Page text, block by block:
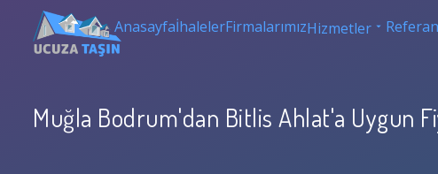
AnasayfaİhalelerFirmalarımızHizmetler
Muğla Bodrum'dan Bitlis Ahlat'a Uygun